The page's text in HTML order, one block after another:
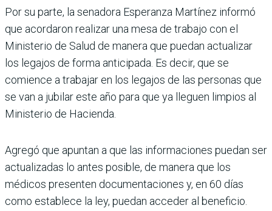
Por su parte, la senadora Esperanza Martínez informó
que acordaron realizar una mesa de trabajo con el
Ministerio de Salud de manera que puedan actualizar
los legajos de forma anticipada. Es decir, que se
comience a trabajar en los legajos de las personas que
se van a jubilar este año para que ya lleguen limpios al
Ministerio de Hacienda.
Agregó que apuntan a que las informaciones puedan ser
actualizadas lo antes posible, de manera que los
médicos presenten documentaciones y, en 60 días
como establece la ley, puedan acceder al beneficio.